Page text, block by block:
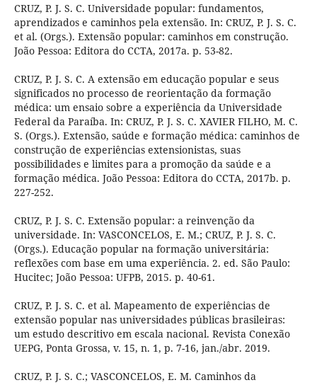
CRUZ, P. J. S. C. Universidade popular: fundamentos,
aprendizados e caminhos pela extensão. In: CRUZ, P. J. S. C.
et al. (Orgs.). Extensão popular: caminhos em construção.
João Pessoa: Editora do CCTA, 2017a. p. 53-82.
CRUZ, P. J. S. C. A extensão em educação popular e seus
significados no processo de reorientação da formação
médica: um ensaio sobre a experiência da Universidade
Federal da Paraíba. In: CRUZ, P. J. S. C. XAVIER FILHO, M. C.
S. (Orgs.). Extensão, saúde e formação médica: caminhos de
construção de experiências extensionistas, suas
possibilidades e limites para a promoção da saúde e a
formação médica. João Pessoa: Editora do CCTA, 2017b. p.
227-252.
CRUZ, P. J. S. C. Extensão popular: a reinvenção da
universidade. In: VASCONCELOS, E. M.; CRUZ, P. J. S. C.
(Orgs.). Educação popular na formação universitária:
reflexões com base em uma experiência. 2. ed. São Paulo:
Hucitec; João Pessoa: UFPB, 2015. p. 40-61.
CRUZ, P. J. S. C. et al. Mapeamento de experiências de
extensão popular nas universidades públicas brasileiras:
um estudo descritivo em escala nacional. Revista Conexão
UEPG, Ponta Grossa, v. 15, n. 1, p. 7-16, jan./abr. 2019.
CRUZ, P. J. S. C.; VASCONCELOS, E. M. Caminhos da